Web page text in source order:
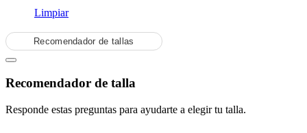
Limpiar
Recomendador de tallas
Recomendador de talla
Responde estas preguntas para ayudarte a elegir tu talla.